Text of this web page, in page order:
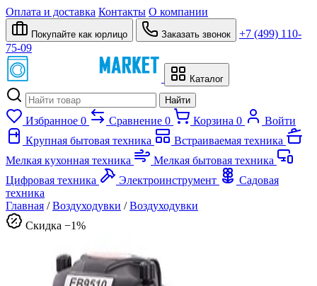
Оплата и доставка Контакты О компании
Покупайте как юрлицо Заказать звонок
+7 (499) 110-
75-09
Каталог
Найти
Избранное 0 Сравнение 0 Корзина 0
Войти
Крупная бытовая техника
Встраиваемая техника
Мелкая кухонная техника
Мелкая бытовая техника
Цифровая техника
Электроинструмент
Садовая
техника
Главная / Воздуходувки / Воздуходувки
Скидка −1%